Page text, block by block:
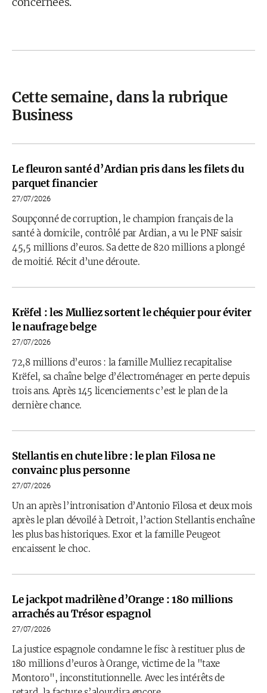
Cette semaine, dans la rubrique
Business
Le fleuron santé d’Ardian pris dans les filets du
parquet financier
27/07/2026
Soupçonné de corruption, le champion français de la
santé à domicile, contrôlé par Ardian, a vu le PNF saisir
45,5 millions d’euros. Sa dette de 820 millions a plongé
de moitié. Récit d’une déroute.
Krëfel : les Mulliez sortent le chéquier pour éviter
le naufrage belge
27/07/2026
72,8 millions d’euros : la famille Mulliez recapitalise
Krëfel, sa chaîne belge d’électroménager en perte depuis
trois ans. Après 145 licenciements c’est le plan de la
dernière chance.
Stellantis en chute libre : le plan Filosa ne
convainc plus personne
27/07/2026
Un an après l’intronisation d’Antonio Filosa et deux mois
après le plan dévoilé à Detroit, l’action Stellantis enchaîne
les plus bas historiques. Exor et la famille Peugeot
encaissent le choc.
Le jackpot madrilène d’Orange : 180 millions
arrachés au Trésor espagnol
27/07/2026
La justice espagnole condamne le fisc à restituer plus de
180 millions d’euros à Orange, victime de la "taxe
Montoro", inconstitutionnelle. Avec les intérêts de